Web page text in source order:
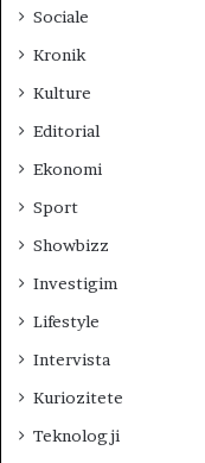
Sociale
Kronik
Kulture
Editorial
Ekonomi
Sport
Showbizz
Investigim
Lifestyle
Intervista
Kuriozitete
Teknologji